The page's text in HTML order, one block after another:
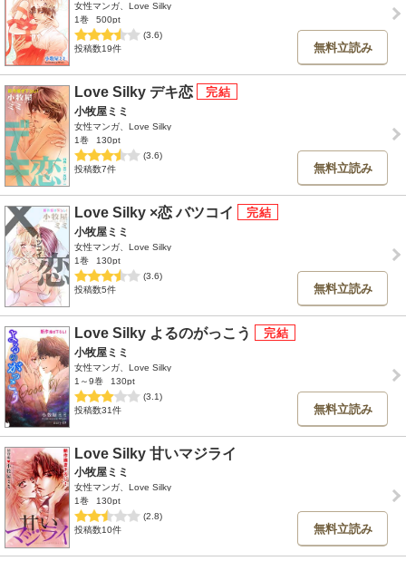
女性マンガ、Love Silky
1巻
500pt
(3.6)
投稿数19件
無料立読み
Love Silky デキ恋
小牧屋ミミ
女性マンガ、Love Silky
1巻
130pt
(3.6)
投稿数7件
無料立読み
Love Silky ×恋 バツコイ
小牧屋ミミ
女性マンガ、Love Silky
1巻
130pt
(3.6)
投稿数5件
無料立読み
Love Silky よるのがっこう
小牧屋ミミ
女性マンガ、Love Silky
1～9巻
130pt
(3.1)
投稿数31件
無料立読み
Love Silky 甘いマジライ
小牧屋ミミ
女性マンガ、Love Silky
1巻
130pt
(2.8)
投稿数10件
無料立読み